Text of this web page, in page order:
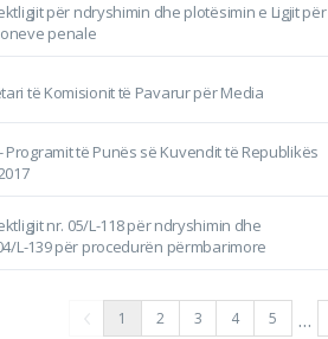
për ndryshimin dhe plotësimin e Ligjit për
penale
të Komisionit të Pavarur për Media
Programit të Punës së Kuvendit të Republikës
nr. 05/L-118 për ndryshimin dhe
L-139 për procedurën përmbarimore
1 2 3 4 5 …